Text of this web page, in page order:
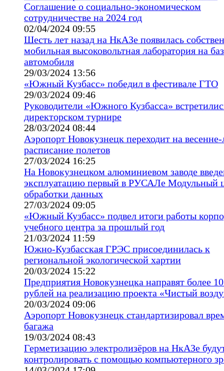
Соглашение о социально-экономическом
сотрудничестве на 2024 год
02/04/2024 09:55
Шесть лет назад на НкАЗе появилась
мобильная высоковольтная лаборатория на
автомобиля
29/03/2024 13:56
«Южный Кузбасс» победил в фестивале ГТО
29/03/2024 09:46
Руководители «Южного Кузбасса»
директорском турнире
28/03/2024 08:44
Аэропорт Новокузнецк переходит на весенне-
расписание полетов
27/03/2024 16:25
На Новокузнецком алюминиевом заводе
эксплуатацию первый в РУСАЛе Модульный
обработки данных
27/03/2024 09:05
«Южный Кузбасс» подвел итоги работы
учебного центра за прошлый год
21/03/2024 11:59
Южно-Кузбасская ГРЭС присоединилась к
региональной экологической хартии
20/03/2024 15:22
Предприятия Новокузнецка направят более
рублей на реализацию проекта «Чистый
20/03/2024 09:06
Аэропорт Новокузнецк стандартизировал
багажа
19/03/2024 08:43
Герметизацию электролизёров на НкАЗе
контролировать с помощью компьютерного